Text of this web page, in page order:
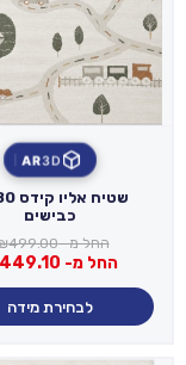
3D
AR
כבישים
החל מ-499.00
החל מ- 449.10
לבחירת מידה